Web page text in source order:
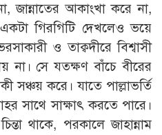
জান্নাতের আকাংখা করে না,
গিরগিটি দেখলেও ভয়ে
ও তাক্বদীরে বিশ্বাসী
সে যতক্ষণ বাঁচে বীরের
সঞ্চয় করে। যাতে পাল্লাভর্তি
সাথে সাক্ষাৎ করতে পারে।
থাকে, পরকালে জাহান্নাম